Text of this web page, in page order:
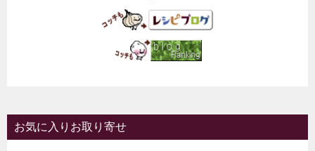
お気に入りお取り寄せ